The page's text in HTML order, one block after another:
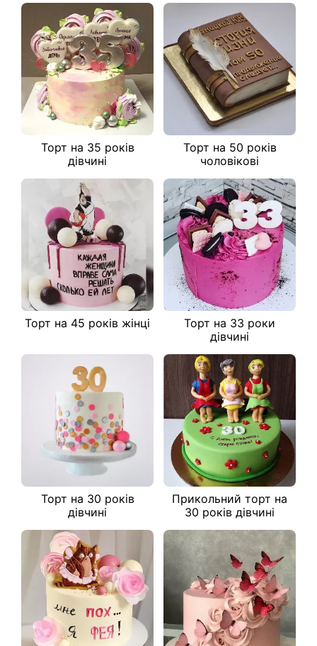
Торт на 35 років
дівчині
Торт на 50 років
чоловікові
Торт на 45 років жінці
Торт на 33 роки
дівчині
Торт на 30 років
дівчині
Прикольний торт на
30 років дівчині